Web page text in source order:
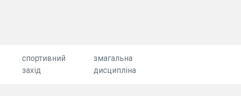
спортивний
захід
змагальна
дисципліна